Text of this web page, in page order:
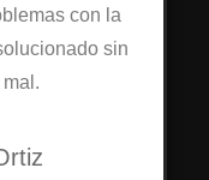
con la
sin